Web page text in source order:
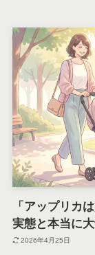
「アップリカ
実態と本当に
2026年4月25日